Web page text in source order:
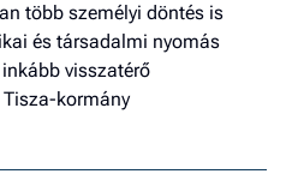
több személyi döntés is
és társadalmi nyomás
visszatérő
kormány